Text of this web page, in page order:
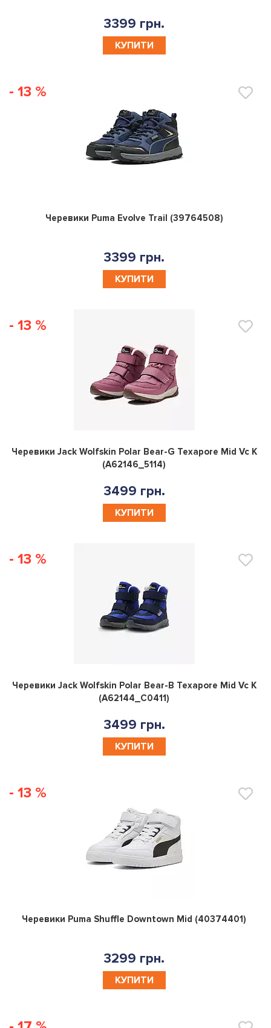
3399 грн.
КУПИТИ
- 13 %
0
Черевики Puma Evolve Trail (39764508)
3399 грн.
КУПИТИ
- 13 %
0
Черевики Jack Wolfskin Polar Bear-G Texapore Mid Vc K
(A62146_5114)
3499 грн.
КУПИТИ
- 13 %
0
Черевики Jack Wolfskin Polar Bear-B Texapore Mid Vc K
(A62144_C0411)
3499 грн.
КУПИТИ
- 13 %
0
Черевики Puma Shuffle Downtown Mid (40374401)
3299 грн.
КУПИТИ